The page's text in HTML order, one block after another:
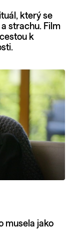
který se
strachu. Film
k
musela jako